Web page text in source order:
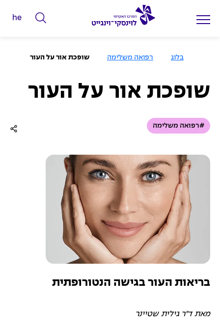
ה
י
ח
he
ה
ב
בלוג רפואה משלימה שופכת אור על העור
שופכת אור על העור
#רפואה משלימה
בריאות העור בגישה הנטורופתית
מאתד"ר גילית שטיינר